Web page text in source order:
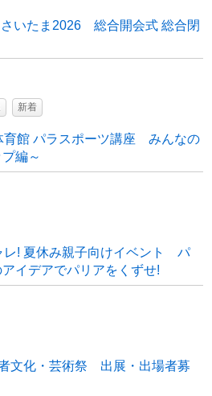
いたま2026 総合開会式 総合閉
新着
育館 パラスポーツ講座 みんなの
編～
レ! 夏休み親子向けイベント パ
イデアでパリアをくずせ!
文化・芸術祭 出展・出場者募